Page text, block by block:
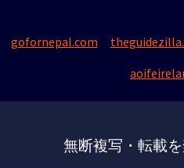
gofornepal.com
無断複写・転載